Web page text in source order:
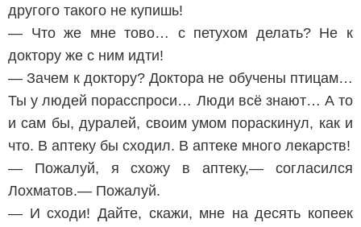
другого такого не купишь!
— Что же мне тово… с петухом делать? Не к
доктору же с ним идти!
— Зачем к доктору? Доктора не обучены птицам…
Ты у людей порасспроси… Люди всё знают… А то
и сам бы, дуралей, своим умом пораскинул, как и
что. В аптеку бы сходил. В аптеке много лекарств!
— Пожалуй, я схожу в аптеку,— согласился
Лохматов.— Пожалуй.
— И сходи! Дайте, скажи, мне на десять копеек